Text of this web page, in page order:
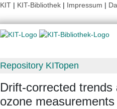
KIT | KIT-Bibliothek | Impressum |
Repository KITopen
Drift-corrected
ozone measurements